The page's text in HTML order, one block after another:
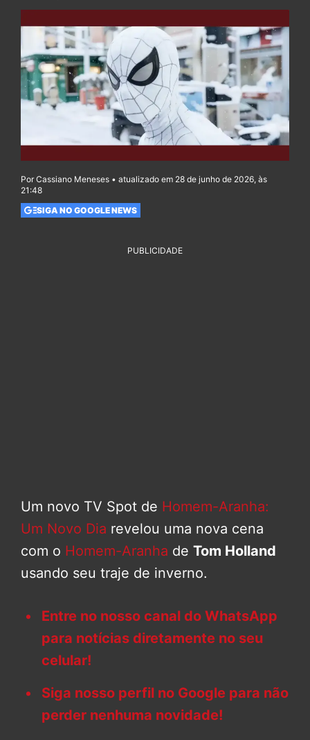
Por Cassiano Meneses • atualizado em 28 de junho de 2026, às
21:48
SIGA NO GOOGLE NEWS
PUBLICIDADE
Um novo TV Spot de Homem-Aranha:
Um Novo Dia revelou uma nova cena
com o Homem-Aranha de Tom Holland
usando seu traje de inverno.
Entre no nosso canal do WhatsApp
para notícias diretamente no seu
celular!
Siga nosso perfil no Google para não
perder nenhuma novidade!